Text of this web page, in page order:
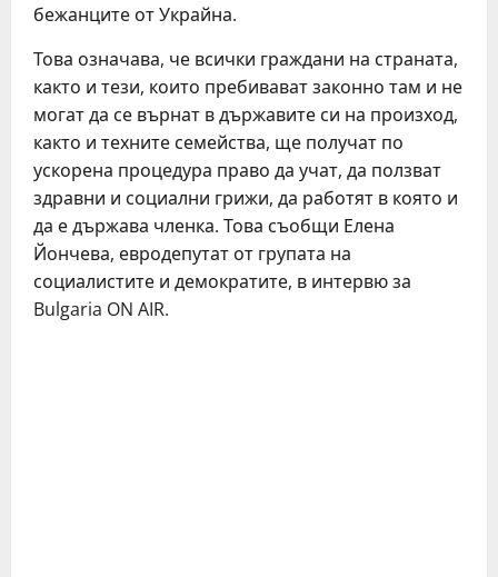
бежанците от Украйна.
Това означава, че всички граждани на страната,
както и тези, които пребивават законно там и не
могат да се върнат в държавите си на произход,
както и техните семейства, ще получат по
ускорена процедура право да учат, да ползват
здравни и социални грижи, да работят в която и
да е държава членка. Това съобщи Елена
Йончева, евродепутат от групата на
социалистите и демократите, в интервю за
Bulgaria ON AIR.